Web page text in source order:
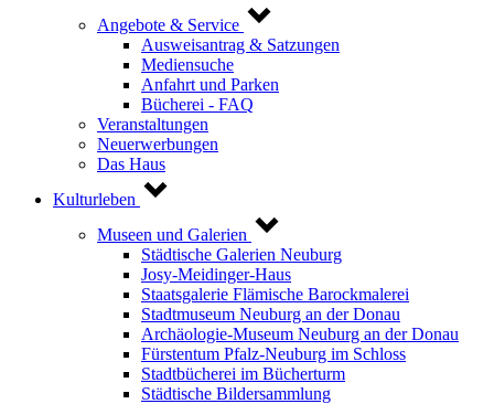
Angebote & Service
Ausweisantrag & Satzungen
Mediensuche
Anfahrt und Parken
Bücherei - FAQ
Veranstaltungen
Neuerwerbungen
Das Haus
Kulturleben
Museen und Galerien
Städtische Galerien Neuburg
Josy-Meidinger-Haus
Staatsgalerie Flämische Barockmalerei
Stadtmuseum Neuburg an der Donau
Archäologie-Museum Neuburg an der Donau
Fürstentum Pfalz-Neuburg im Schloss
Stadtbücherei im Bücherturm
Städtische Bildersammlung